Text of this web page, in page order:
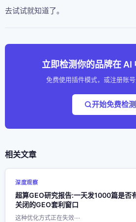
去试试就知道了。
立即检测你的品牌在 AI
免费使用插件模式，或注册账
开始免费检测
相关文章
深度观察
超算GEO研究报告:一天发1000篇是否
关闭的GEO套利窗口
这种优化方式正在失效····